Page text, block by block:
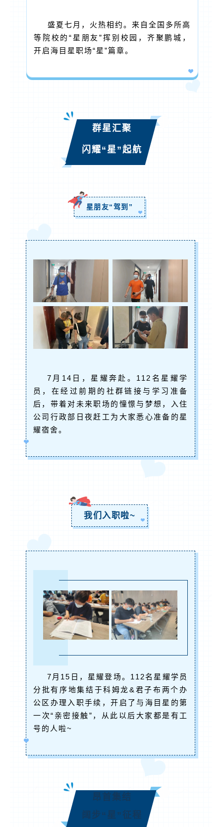
盛夏七月，火热相约。来自全国多所高
等院校的“星朋友”挥别校园，齐聚鹏城，
开启海目星职场“星”篇章。
群星汇聚
闪耀“星”起航
星朋友“驾到”
7月14日，星耀奔赴。112名星耀学
员，在经过前期的社群链接与学习准备
后，带着对未来职场的憧憬与梦想，入住
公司行政部日夜赶工为大家悉心准备的星
耀宿舍。
我们入职啦~
7月15日，星耀登场。112名星耀学员
分批有序地集结于科姆龙&君子布两个办
公区办理入职手续，开启了与海目星的第
一次“亲密接触”，从此以后大家都是有工
号的人啦~
昂首集结
阔步“星”征程